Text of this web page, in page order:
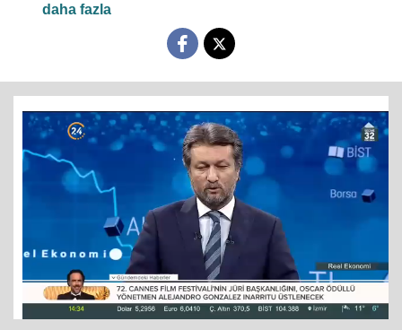
maddeleri ve alanında uzman stüdyo konuklarıyla
sebep sonuç ilişkileri analiz ediliyor.